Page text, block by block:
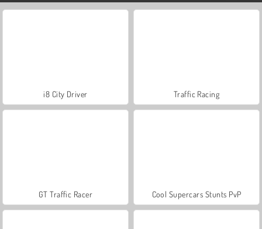
i8 City Driver Traffic Racing
GT Traffic Racer Cool Supercars Stunts PvP